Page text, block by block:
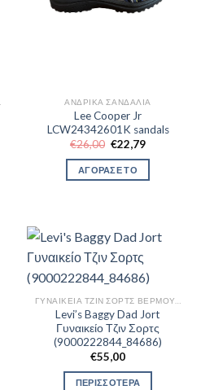
ΑΝΔΡΙΚΆ ΣΑΝΔΆΛΙΑ
Lee Cooper Jr
LCW24342601K sandals
€26,00 Original
price
was:
€26,00.
€22,79Η
τιμή
ΑΓΟΡΑΣΕ ΤΟ
Levi’s Baggy Dad Jort
Γυναικείο Τζιν Σορτς
(9000222844_84686)
€55,00
ΠΕΡΙΣΣΟΤΕΡΑ